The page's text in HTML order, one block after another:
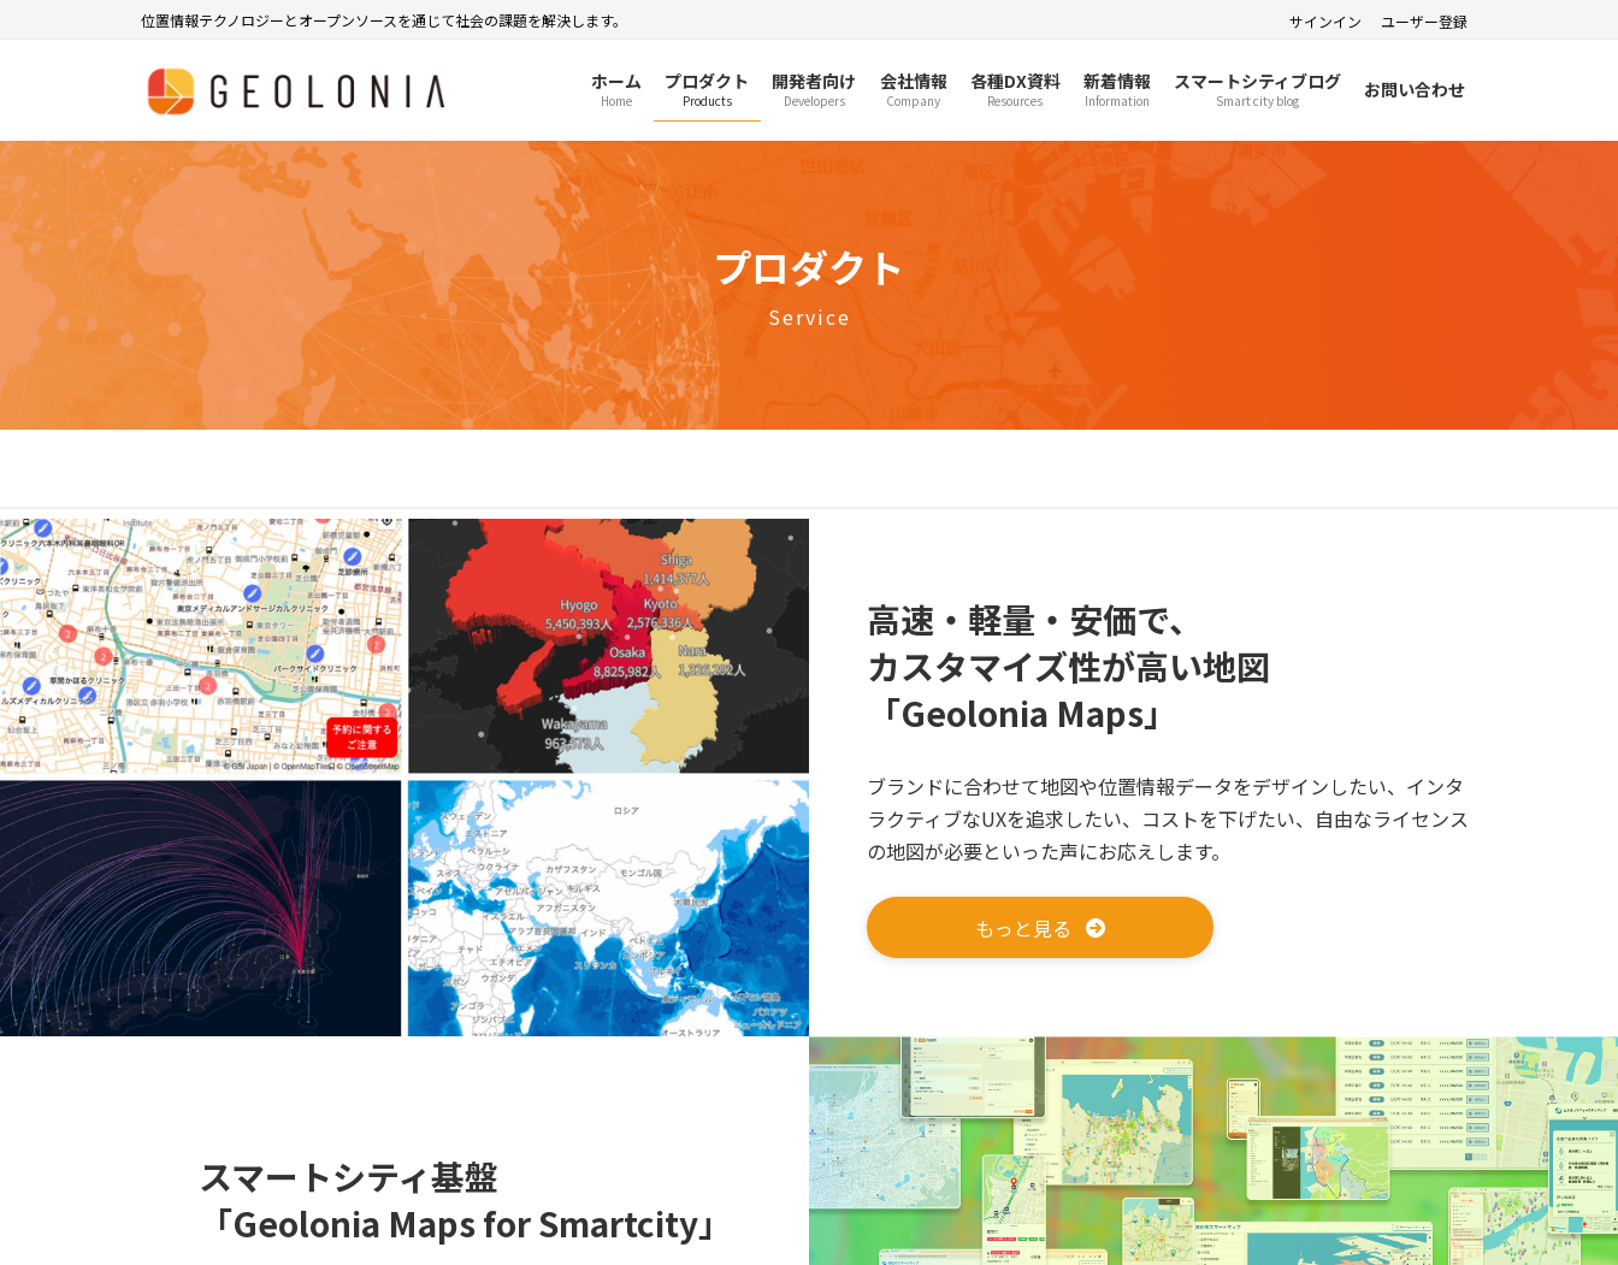
へ
ス
キ
ッ
ョ
ン
に
移
位置情報テクノロジーとオープンソースを通じて社会の課題を解決します。 サインイン ユーザー登録
ホーム
Home
プロダクト
Products
開発者向け
Developers
会社情報
Company
各種DX資料
Resources
新着情報
Information
スマートシティブログ
Smart city blog お問い合わせ
プロダクト
Service
高速・軽量・安価で、
カスタマイズ性が高い地図
「Geolonia Maps」
ブランドに合わせて地図や位置情報データをデザインしたい、インタ
ラクティブなUXを追求したい、コストを下げたい、自由なライセンス
の地図が必要といった声にお応えします。
もっと見る
スマートシティ基盤
「Geolonia Maps for Smartcity」